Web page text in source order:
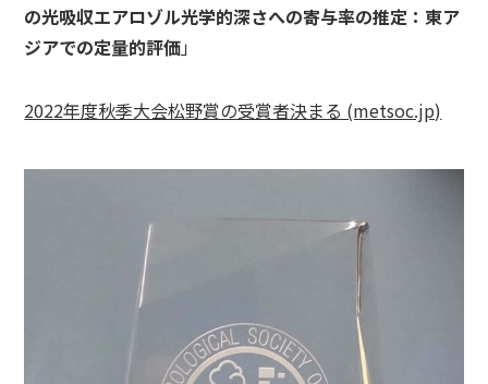
の光吸収エアロゾル光学的深さへの寄与率の推定：東ア
ジアでの定量的評価」
2022年度秋季大会松野賞の受賞者決まる (metsoc.jp)